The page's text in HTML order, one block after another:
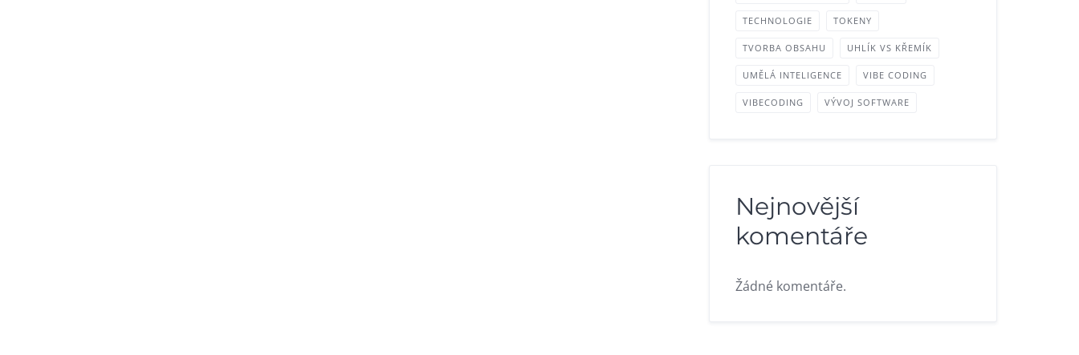
TECHNOLOGIE TOKENY
TVORBA OBSAHU UHLÍK VS KŘEMÍK
UMĚLÁ INTELIGENCE VIBE CODING
VIBECODING VÝVOJ SOFTWARE
Nejnovější
komentáře
Žádné komentáře.